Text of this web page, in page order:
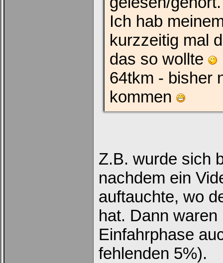
Ich hab
kurzzeitig mal
das so wollte
64tkm - bisher
kommen
Z.B. wurde sich
nachdem ein
auftauchte, wo
hat. Dann
Einfahrphase
fehlenden 5%).